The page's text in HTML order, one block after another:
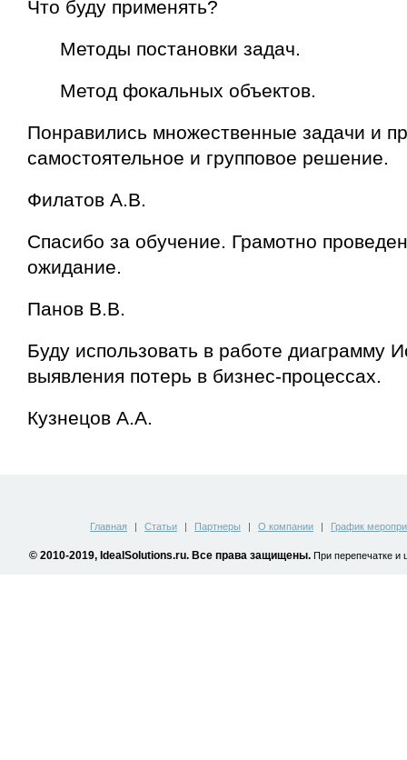
Что буду применять?
Методы постановки задач.
Метод фокальных объектов.
Понравились множественные задачи и
самостоятельное и групповое решение.
Филатов А.В.
Спасибо за обучение. Грамотно
ожидание.
Панов В.В.
Буду использовать в работе диаграмму
выявления потерь в бизнес-процессах.
Кузнецов А.А.
Главная | Статьи | Партнеры | О компании | График
© 2010-2019, IdealSolutions.ru. Все права защищены.При перепечатке и